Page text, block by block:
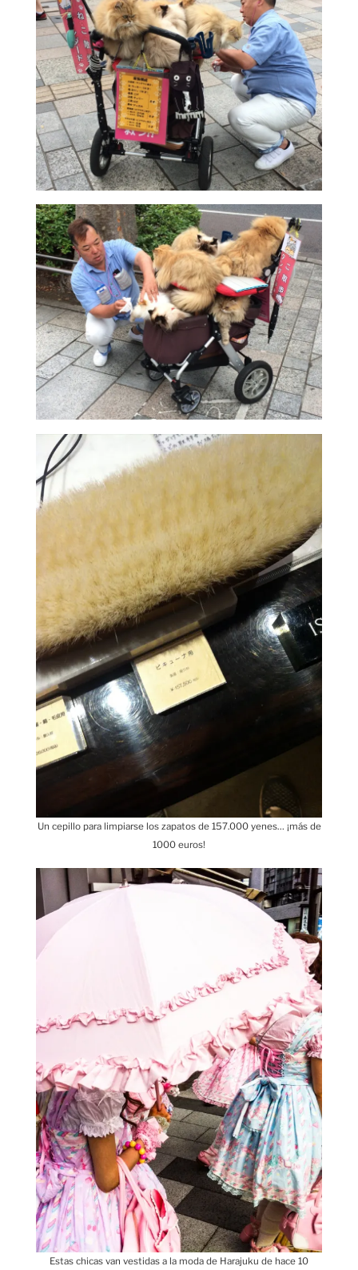
Un cepillo para limpiarse los zapatos de 157.000 yenes… ¡más de
1000 euros!
Estas chicas van vestidas a la moda de Harajuku de hace 10